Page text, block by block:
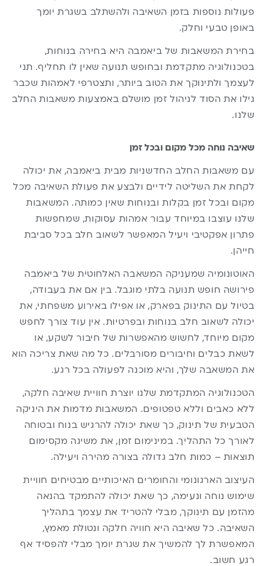
פעולות נוספות בזמן השאיבה ולהשתלב בשגרת יומך
באופן טבעי וחלק.
בחירת המשאבות של ביאמבה היא בחירה בנוחות,
בטכנולוגיה מתקדמת ובחופש תנועה שאין לו תחליף. תני
לעצמך ולתינוקך את הטוב ביותר, ותצטרפי לאמהות שכבר
גילו את הסוד לניהול זמן מושלם באמצעות משאבות החלב
שלנו.
שאיבה נוחה מכל מקום ובכל זמן
עם משאבות החלב החדשניות מבית ביאמבה, את יכולה
לקחת את השליטה לידיים ולבצע את פעולת השאיבה מכל
מקום ובכל זמן בקלות ובנוחות שאין כמותה. המשאבות
שלנו עוצבו במיוחד עבור אמהות עסוקות, שמחפשות
פתרון אפקטיבי ויעיל המאפשר לשאוב חלב בכל סביבת
חייהן.
האוטונומיה שמעניקה המשאבה האלחוטית של ביאמבה
פירושה חופש תנועה בלתי מוגבל. בין אם את בעבודה,
בטיול עם התינוק בפארק, או אפילו באירוע משפחתי, את
יכולה לשאוב חלב בנוחות ובפרטיות. אין עוד צורך לחפש
מקום מיוחד, לחשוש מהאפשרות של חיבור לשקע, או
לשאת כבלים וחיבורים מסורבלים. כל מה שאת צריכה הוא
את המשאבה שלך, והיא מוכנה לפעולה בכל רגע.
הטכנולוגיה המתקדמת שלנו יוצרת חוויית שאיבה חלקה,
ללא כאבים וללא טפטופים. המשאבות מדמות את היניקה
הטבעית של תינוק, כך שאת יכולה להרגיש בנוח ובטוחה
לאורך כל התהליך. במינימום זמן, את משיגה מקסימום
תוצאות – כמות חלב גדולה בצורה מהירה ויעילה.
העיצוב הארגונומי והחומרים האיכותיים מבטיחים חוויית
שימוש נוחה ונעימה, כך שאת יכולה להתמקד בהנאה
מהזמן עם תינוקך, מבלי להטריד את עצמך בתהליך
השאיבה. כל שאיבה היא חוויה חלקה ונטולת מאמץ,
המאפשרת לך להמשיך את שגרת יומך מבלי להפסיד אף
רגע חשוב.